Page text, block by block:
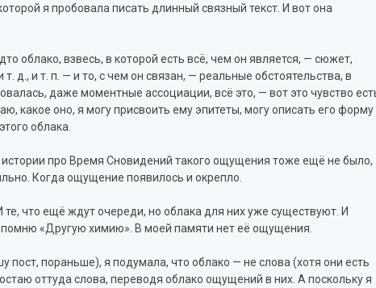
я пробовала писать длинный связный текст. И вот она
облако, взвесь, в которой есть всё, чем он является, — сюжет,
д., и т. п. — и то, с чем он связан, — реальные обстоятельства, в
даже моментные ассоциации, всё это, — вот это чувство
какое оно, я могу присвоить ему эпитеты, могу описать его форму
облака.
про Время Сновидений такого ощущения тоже ещё не было,
Когда ощущение появилось и окрепло.
что ещё ждут очереди, но облака для них уже существуют. И
помню «Другую химию». В моей памяти нет её ощущения.
пост, пораньше), я подумала, что облако — не слова (хотя они есть
оттуда слова, переводя облако ощущений в них. А поскольку я